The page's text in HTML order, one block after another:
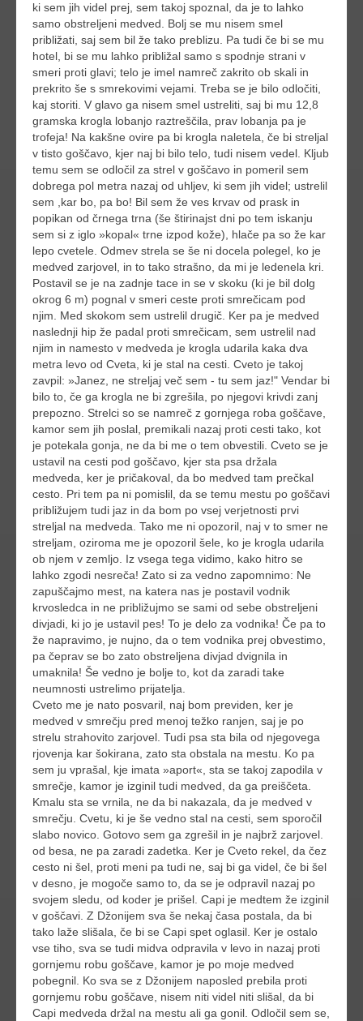
ki sem jih videl prej, sem takoj spoznal, da je to lahko
samo obstreljeni medved. Bolj se mu nisem smel
približati, saj sem bil že tako preblizu. Pa tudi če bi se mu
hotel, bi se mu lahko približal samo s spodnje strani v
smeri proti glavi; telo je imel namreč zakrito ob skali in
prekrito še s smrekovimi vejami. Treba se je bilo odločiti,
kaj storiti. V glavo ga nisem smel ustreliti, saj bi mu 12,8
gramska krogla lobanjo raztreščila, prav lobanja pa je
trofeja! Na kakšne ovire pa bi krogla naletela, če bi streljal
v tisto goščavo, kjer naj bi bilo telo, tudi nisem vedel. Kljub
temu sem se odločil za strel v goščavo in pomeril sem
dobrega pol metra nazaj od uhljev, ki sem jih videl; ustrelil
sem ,kar bo, pa bo! Bil sem že ves krvav od prask in
popikan od črnega trna (še štirinajst dni po tem iskanju
sem si z iglo »kopal« trne izpod kože), hlače pa so že kar
lepo cvetele. Odmev strela se še ni docela polegel, ko je
medved zarjovel, in to tako strašno, da mi je ledenela kri.
Postavil se je na zadnje tace in se v skoku (ki je bil dolg
okrog 6 m) pognal v smeri ceste proti smrečicam pod
njim. Med skokom sem ustrelil drugič. Ker pa je medved
naslednji hip že padal proti smrečicam, sem ustrelil nad
njim in namesto v medveda je krogla udarila kaka dva
metra levo od Cveta, ki je stal na cesti. Cveto je takoj
zavpil: »Janez, ne streljaj več sem - tu sem jaz!" Vendar bi
bilo to, če ga krogla ne bi zgrešila, po njegovi krivdi zanj
prepozno. Strelci so se namreč z gornjega roba goščave,
kamor sem jih poslal, premikali nazaj proti cesti tako, kot
je potekala gonja, ne da bi me o tem obvestili. Cveto se je
ustavil na cesti pod goščavo, kjer sta psa držala
medveda, ker je pričakoval, da bo medved tam prečkal
cesto. Pri tem pa ni pomislil, da se temu mestu po goščavi
približujem tudi jaz in da bom po vsej verjetnosti prvi
streljal na medveda. Tako me ni opozoril, naj v to smer ne
streljam, oziroma me je opozoril šele, ko je krogla udarila
ob njem v zemljo. Iz vsega tega vidimo, kako hitro se
lahko zgodi nesreča! Zato si za vedno zapomnimo: Ne
zapuščajmo mest, na katera nas je postavil vodnik
krvosledca in ne približujmo se sami od sebe obstreljeni
divjadi, ki jo je ustavil pes! To je delo za vodnika! Če pa to
že napravimo, je nujno, da o tem vodnika prej obvestimo,
pa čeprav se bo zato obstreljena divjad dvignila in
umaknila! Še vedno je bolje to, kot da zaradi take
neumnosti ustrelimo prijatelja.
Cveto me je nato posvaril, naj bom previden, ker je
medved v smrečju pred menoj težko ranjen, saj je po
strelu strahovito zarjovel. Tudi psa sta bila od njegovega
rjovenja kar šokirana, zato sta obstala na mestu. Ko pa
sem ju vprašal, kje imata »aport«, sta se takoj zapodila v
smrečje, kamor je izginil tudi medved, da ga preiščeta.
Kmalu sta se vrnila, ne da bi nakazala, da je medved v
smrečju. Cvetu, ki je še vedno stal na cesti, sem sporočil
slabo novico. Gotovo sem ga zgrešil in je najbrž zarjovel.
od besa, ne pa zaradi zadetka. Ker je Cveto rekel, da čez
cesto ni šel, proti meni pa tudi ne, saj bi ga videl, če bi šel
v desno, je mogoče samo to, da se je odpravil nazaj po
svojem sledu, od koder je prišel. Capi je medtem že izginil
v goščavi. Z Džonijem sva še nekaj časa postala, da bi
tako laže slišala, če bi se Capi spet oglasil. Ker je ostalo
vse tiho, sva se tudi midva odpravila v levo in nazaj proti
gornjemu robu goščave, kamor je po moje medved
pobegnil. Ko sva se z Džonijem naposled prebila proti
gornjemu robu goščave, nisem niti videl niti slišal, da bi
Capi medveda držal na mestu ali ga gonil. Odločil sem se,